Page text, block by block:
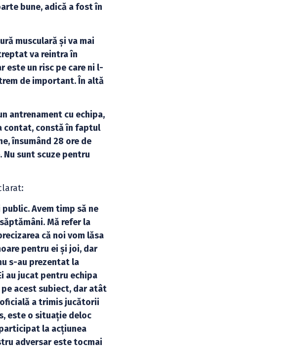
bune, adică a fost în
musculară și va mai
va reintra în
este un risc pe care ni l-
de important. În altă
antrenament cu echipa,
contat, constă în faptul
însumând 28 ore de
sunt scuze pentru
Avem timp să ne
Mă refer la
că noi vom lăsa
pentru ei și joi, dar
s-au prezentat la
au jucat pentru echipa
pe acest subiect, dar atât
a trimis jucătorii
este o situație deloc
la acțiunea
adversar este tocmai